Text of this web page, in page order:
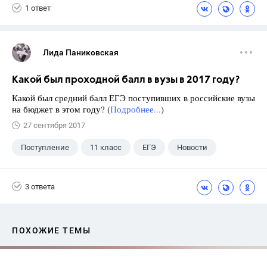
1 ответ
Лида Паниковская
Какой был проходной балл в вузы в 2017 году?
Какой был средний балл ЕГЭ поступивших в российские вузы
на бюджет в этом году? (Подробнее...)
27 сентября 2017
Поступление 11 класс ЕГЭ Новости
3 ответа
ПОХОЖИЕ ТЕМЫ